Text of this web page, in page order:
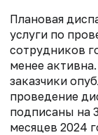
Плановая
услуги по
сотрудников
менее
заказчики
проведение
подписаны на
месяцев 2024